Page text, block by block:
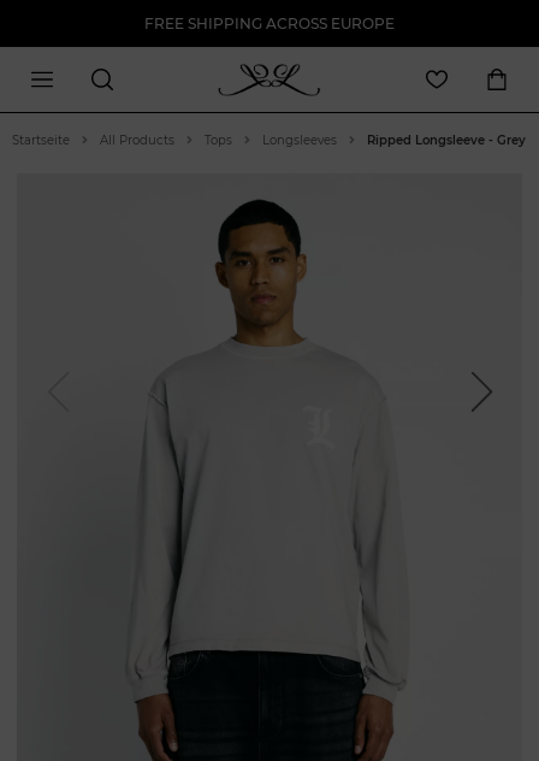
FREE SHIPPING ACROSS EUROPE
Startseite All Products Tops Longsleeves Ripped Longsleeve - Grey
Next